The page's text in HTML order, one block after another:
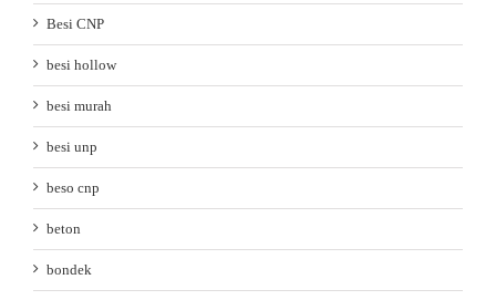
Besi CNP
besi hollow
besi murah
besi unp
beso cnp
beton
bondek